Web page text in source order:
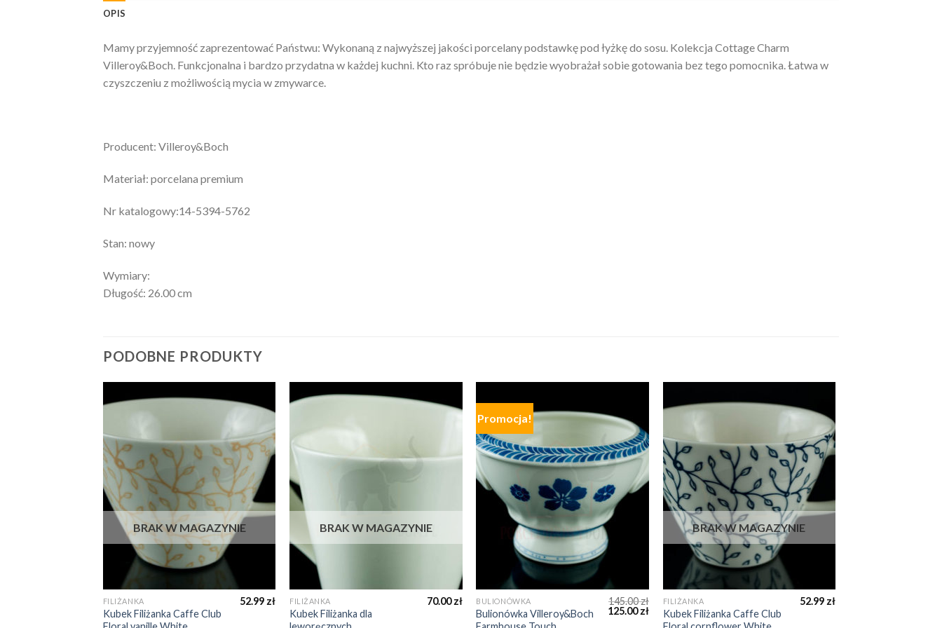
OPIS
Mamy przyjemność zaprezentować Państwu: Wykonaną z najwyższej jakości porcelany podstawkę pod łyżkę do sosu. Kolekcja Cottage Charm
Villeroy&Boch. Funkcjonalna i bardzo przydatna w każdej kuchni. Kto raz spróbuje nie będzie wyobrażał sobie gotowania bez tego pomocnika. Łatwa w
czyszczeniu z możliwością mycia w zmywarce.
Producent: Villeroy&Boch
Materiał: porcelana premium
Nr katalogowy:14-5394-5762
Stan: nowy
Wymiary:
Długość: 26.00 cm
PODOBNE PRODUKTY
BRAK W MAGAZYNIE
FILIŻANKA
Kubek Filiżanka Caffe Club
52.99 zł
BRAK W MAGAZYNIE
FILIŻANKA
Kubek Filiżanka dla
70.00zł
Promocja!
BULIONÓWKA
Bulionówka Villeroy&Boch
145.00zł
125.00zł
BRAK W MAGAZYNIE
FILIŻANKA
Kubek Filiżanka Caffe Club
52.99 zł